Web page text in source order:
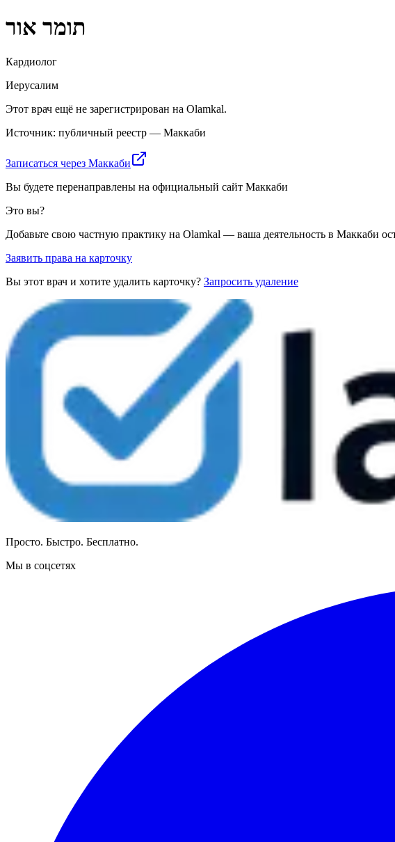
תומר אור
Кардиолог
Иерусалим
Этот врач ещё не зарегистрирован на Olamkal.
Источник: публичный реестр — Маккаби
Записаться через Маккаби
Вы будете перенаправлены на официальный сайт Маккаби
Это вы?
Добавьте свою частную практику на Olamkal — ваша деятельность в Маккаби
Заявить права на карточку
Вы этот врач и хотите удалить карточку? Запросить удаление
Просто. Быстро. Бесплатно.
Мы в соцсетях